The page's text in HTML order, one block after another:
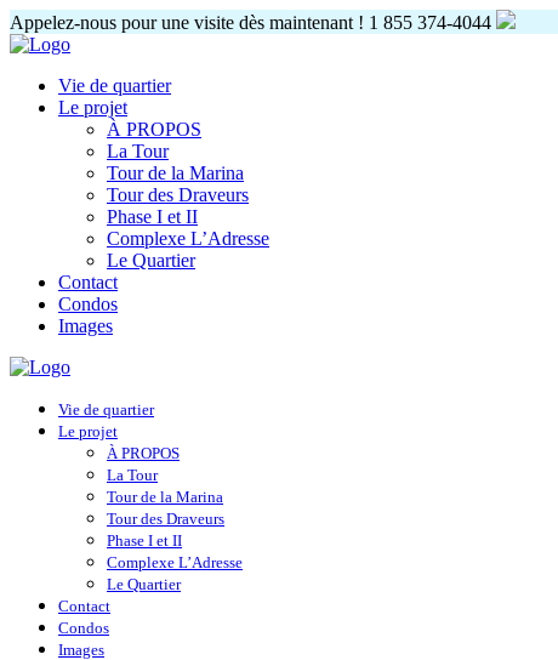
Appelez-nous pour une visite dès maintenant ! 1 855 374-4044
Vie de quartier
Le projet
À PROPOS
La Tour
Tour de la Marina
Tour des Draveurs
Phase I et II
Complexe L’Adresse
Le Quartier
Contact
Condos
Images
Vie de quartier
Le projet
À PROPOS
La Tour
Tour de la Marina
Tour des Draveurs
Phase I et II
Complexe L’Adresse
Le Quartier
Contact
Condos
Images